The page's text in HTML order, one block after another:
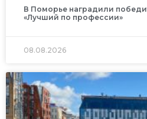
В Поморье наградили
«Лучший по профессии»
08.08.2026